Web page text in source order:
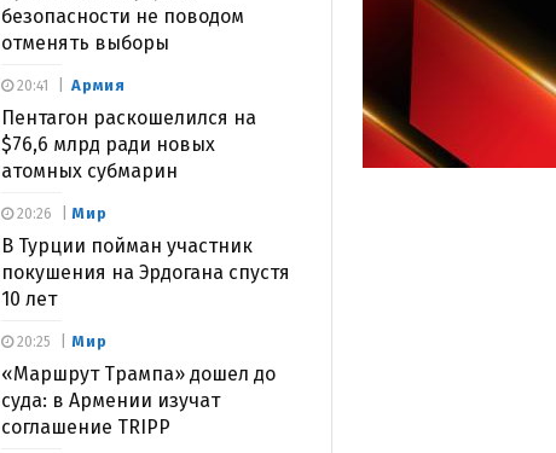
безопасности не поводом
отменять выборы
Армия
Пентагон раскошелился на
$76,6 млрд ради новых
атомных субмарин
20:41
Мир
В Турции пойман участник
покушения на Эрдогана спустя
10 лет
20:26
Мир
«Маршрут Трампа» дошел до
суда: в Армении изучат
соглашение TRIPP
20:25